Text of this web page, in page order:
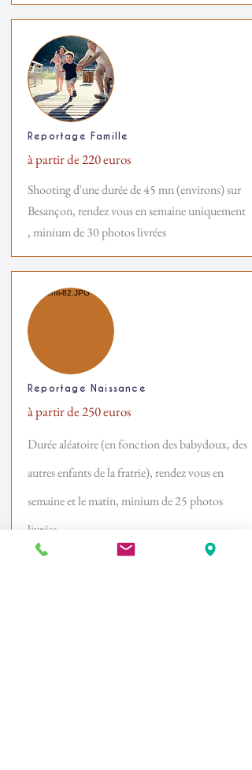
Reportage Famille
à partir de 220 euros
Shooting d'une durée de 45 mn (environs) sur
Besançon, rendez vous en semaine uniquement
, minium de 30 photos livrées
Reportage Naissance
à partir de 250 euros
Durée aléatoire (en fonction des babydoux, des
autres enfants de lafratrie), rendez vous en
semaine et le matin, minium de 25 photos
livrées